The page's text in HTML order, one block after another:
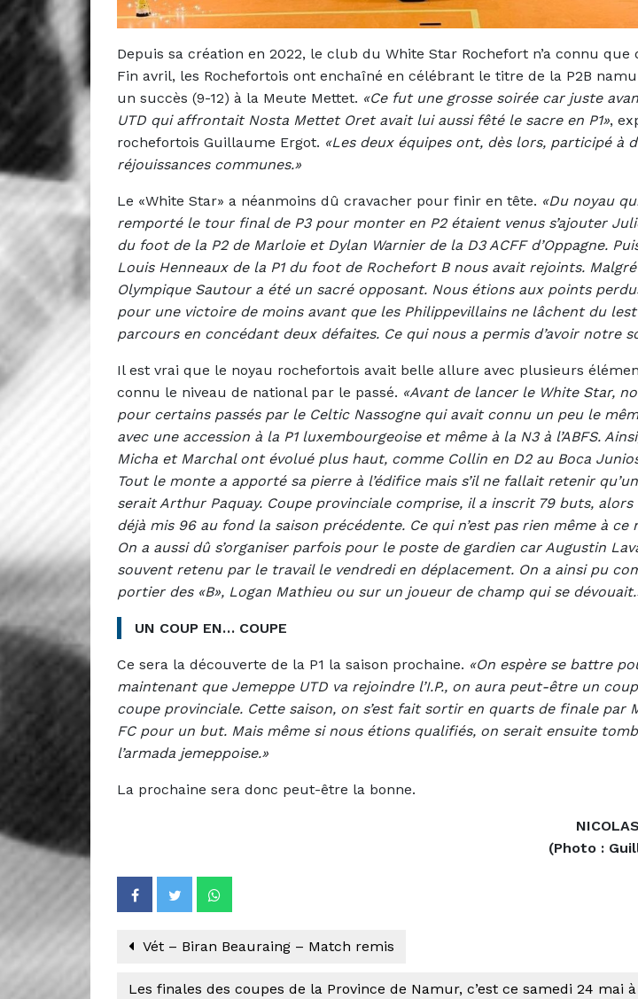
Depuis sa création en 2022, le club du White Star Rochefort n’a connu que
Fin avril, les Rochefortois ont enchaîné en célébrant le titre de la P2B
un succès (9-12) à la Meute Mettet. «Ce fut une grosse soirée car juste
UTD qui affrontait Nosta Mettet Oret avait lui aussi fêté le sacre en P1»,
rochefortois Guillaume Ergot. «Les deux équipes ont, dès lors, participé à
réjouissances communes.»
Le «White Star» a néanmoins dû cravacher pour finir en tête. «Du noyau
remporté le tour final de P3 pour monter en P2 étaient venus s’ajouter
du foot de la P2 de Marloie et Dylan Warnier de la D3 ACFF d’Oppagne.
Louis Henneaux de la P1 du foot de Rochefort B nous avait rejoints.
Olympique Sautour a été un sacré opposant. Nous étions aux points
pour une victoire de moins avant que les Philippevillains ne lâchent du
parcours en concédant deux défaites. Ce qui nous a permis d’avoir notre
Il est vrai que le noyau rochefortois avait belle allure avec plusieurs
connu le niveau de national par le passé. «Avant de lancer le White Star,
pour certains passés par le Celtic Nassogne qui avait connu un peu le
avec une accession à la P1 luxembourgeoise et même à la N3 à l’ABFS.
Micha et Marchal ont évolué plus haut, comme Collin en D2 au Boca
Tout le monte a apporté sa pierre à l’édifice mais s’il ne fallait retenir
serait Arthur Paquay. Coupe provinciale comprise, il a inscrit 79 buts, alors
déjà mis 96 au fond la saison précédente. Ce qui n’est pas rien même à ce
On a aussi dû s’organiser parfois pour le poste de gardien car Augustin
souvent retenu par le travail le vendredi en déplacement. On a ainsi pu
portier des «B», Logan Mathieu ou sur un joueur de champ qui se
UN COUP EN… COUPE
Ce sera la découverte de la P1 la saison prochaine. «On espère se battre
maintenant que Jemeppe UTD va rejoindre l’I.P., on aura peut-être un
coupe provinciale. Cette saison, on s’est fait sortir en quarts de finale par
FC pour un but. Mais même si nous étions qualifiés, on serait ensuite
l’armada jemeppoise.»
La prochaine sera donc peut-être la bonne.
(Photo :
Vét – Biran Beauraing – Match remis
Les finales des coupes de la Province de Namur, c’est ce samedi 24 mai